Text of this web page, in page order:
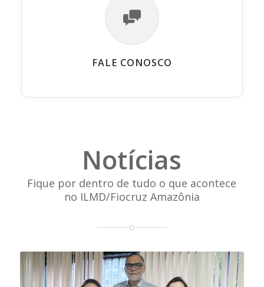
FALE CONOSCO
Notícias
Fique por dentro de tudo o que acontece
no ILMD/Fiocruz Amazônia